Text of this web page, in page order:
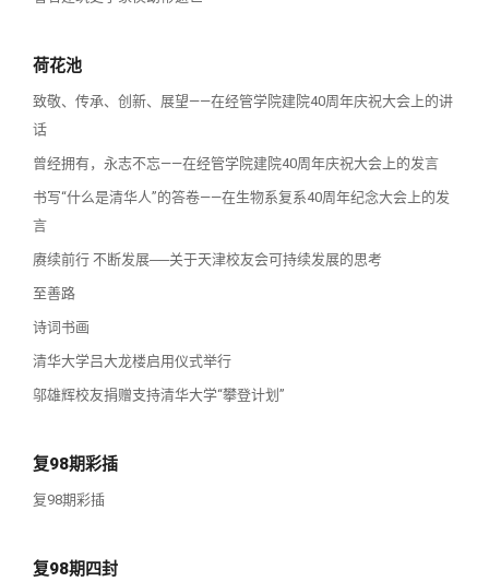
荷花池
致敬、传承、创新、展望——在经管学院建院40周年庆祝大会上的讲
话
曾经拥有，永志不忘——在经管学院建院40周年庆祝大会上的发言
书写“什么是清华人”的答卷——在生物系复系40周年纪念大会上的发
言
赓续前行 不断发展──关于天津校友会可持续发展的思考
至善路
诗词书画
清华大学吕大龙楼启用仪式举行
邬雄辉校友捐赠支持清华大学“攀登计划”
复98期彩插
复98期彩插
复98期四封